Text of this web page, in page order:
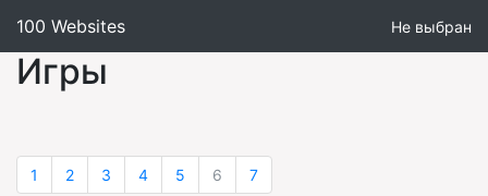
100 Websites Не выбран
Игры
1 2 3 4 5 6 7